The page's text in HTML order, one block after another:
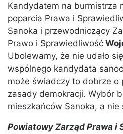
Kandydatem na burmistrza
poparcia Prawa i
Sanoka i przewodniczący
Prawo i Sprawiedliwość
Ubolewamy, że nie udało
wspólnego kandydata
może świadczy to dobrze o
zasady demokracji. Wybór
mieszkańców Sanoka, a
Powiatowy Zarząd Prawa i